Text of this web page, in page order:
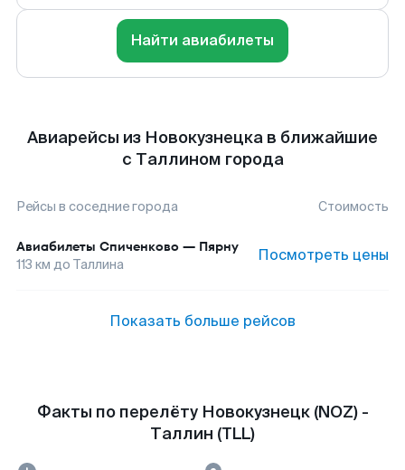
Найти авиабилеты
Авиарейсы из Новокузнецка в ближайшие
с Таллином города
Рейсы в соседние города Стоимость
Авиабилеты Спиченково — Пярну
113 км до Таллина Посмотреть цены
Показать больше рейсов
Факты по перелёту Новокузнецк (NOZ) -
Таллин (TLL)